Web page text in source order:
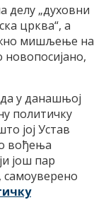
делу „духовни
црква“, а
мишљење на
новопосијано,
у данашњој
политичку
јој Устав
вођења
још пар